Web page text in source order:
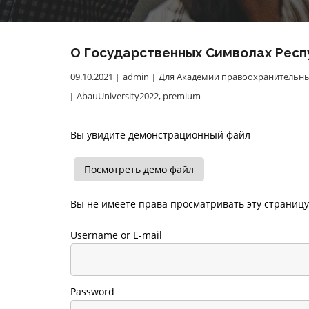
О Государственных Символах
09.10.2021 admin
Для Академии
AbauUniversity2022, premium
Вы увидите демонстрационный файл
Посмотреть демо файл
Вы не имеете права просматривать эту
Username or E-mail
Password